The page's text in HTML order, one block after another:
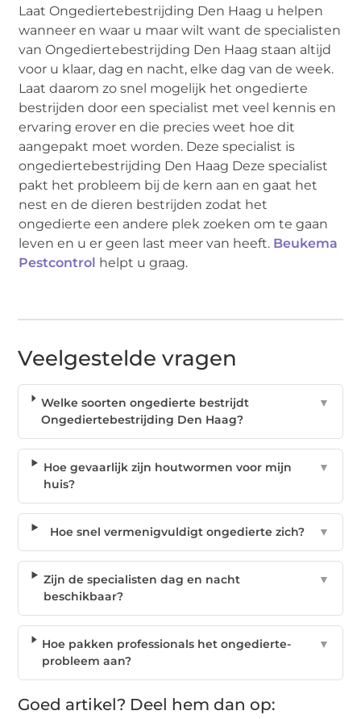
Laat Ongediertebestrijding Den Haag u helpen
wanneer en waar u maar wilt want de specialisten
van Ongediertebestrijding Den Haag staan altijd
voor u klaar, dag en nacht, elke dag van de week.
Laat daarom zo snel mogelijk het ongedierte
bestrijden door een specialist met veel kennis en
ervaring erover en die precies weet hoe dit
aangepakt moet worden. Deze specialist is
ongediertebestrijding Den Haag Deze specialist
pakt het probleem bij de kern aan en gaat het
nest en de dieren bestrijden zodat het
ongedierte een andere plek zoeken om te gaan
leven en u er geen last meer van heeft. Beukema
Pestcontrol helpt u graag.
Veelgestelde vragen
Welke soorten ongedierte bestrijdt
Ongediertebestrijding Den Haag?
▼
Hoe gevaarlijk zijn houtwormen voor mijn
huis?
▼
Hoe snel vermenigvuldigt ongedierte zich? ▼
Zijn de specialisten dag en nacht
beschikbaar?
▼
Hoe pakken professionals het ongedierte-
probleem aan?
▼
Goed artikel? Deel hem dan op: